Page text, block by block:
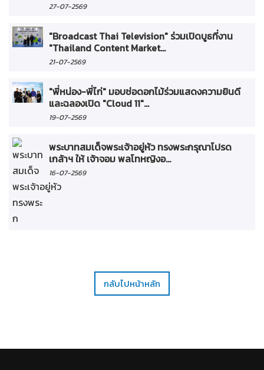
27-07-2569
"Broadcast Thai Television" ร่วมเปิดบูธที่งาน
"Thailand Content Market...
21-07-2569
"พี่หน่อง-พี่ไก่" มอบช่อดอกไม้ร่วมแสดงความยินดี
และฉลองเปิด "Cloud 11"...
19-07-2569
พระบาทสมเด็จพระเจ้าอยู่หัว ทรงพระกรุณาโปรด
เกล้าฯ ให้ เจ้าจอม พลโทหญิงอ...
16-07-2569
กลับไปหน้าหลัก